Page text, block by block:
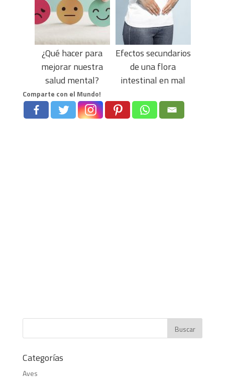
¿Qué hacer para
mejorar nuestra
salud mental?
Efectos secundarios
de una flora
intestinal en mal
Comparte con el Mundo!
Categorías
Aves